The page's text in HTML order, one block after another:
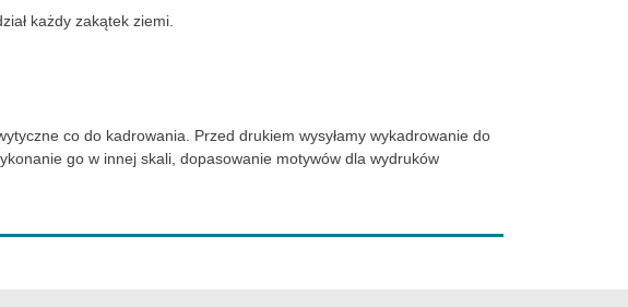
każdy zakątek ziemi.
co do kadrowania. Przed drukiem wysyłamy wykadrowanie do
go w innej skali, dopasowanie motywów dla wydruków